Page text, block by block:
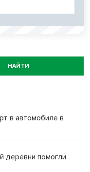
НАЙТИ
в автомобиле в
деревни помогли